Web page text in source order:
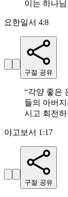
이는 하나
요한일서 4:8
구절 공유
“각양 좋은
들의 아버
시고 회전
야고보서 1:17
구절 공유